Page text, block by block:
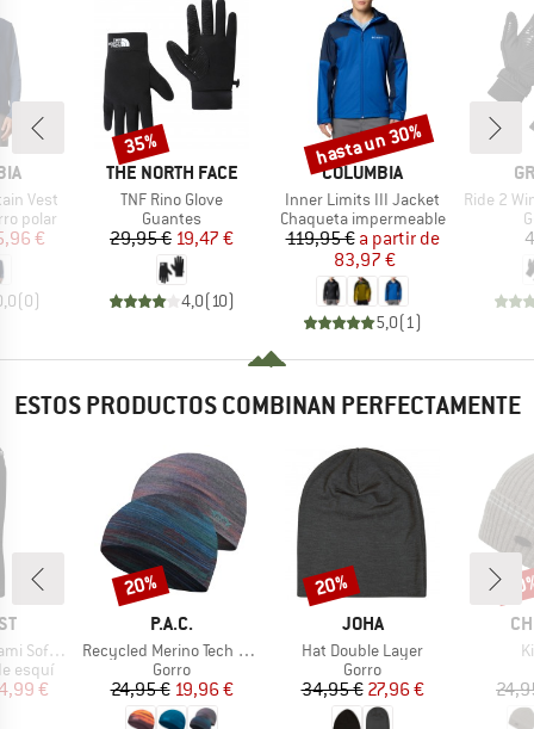
Vest
polar
reducido
€
(0)
MARCA
THE NORTH FACE
Artículo
TNF Rino Glove
Product group
Guantes
Precio
29,95 €Precio reducido
19,47 €
4,0( 10)
Descuento
35%
MARCA
COLUMBIA
Artículo
Inner Limits III Jacket
Product group
Chaqueta impermeable
Precio
119,95 € Precio reducido
a partir de
83,97 €
5,0( 1)
Descuento
hasta un 30%
Artículo
Ride 2
ESTOS PRODUCTOS COMBINAN PERFECTAMENTE
Snowpants
esquí
reducido
€
MARCA
P.A.C.
Artículo
Recycled Merino Tech Hat
Product group
Gorro
Precio
24,95 €Precio reducido
19,96 €
Descuento
20%
MARCA
JOHA
Artículo
Hat Double Layer
Product group
Gorro
Precio
34,95 €Precio reducido
27,96 €
Descuento
20%